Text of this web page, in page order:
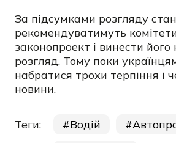
За підсумками розгляду
рекомендуватимуть
законопроект і винести
розгляд. Тому поки
набратися трохи терпіння і
новини.
Теги: Водій